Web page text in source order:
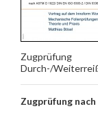
Zugprüfung
Durch-/
Zugprüfung nach